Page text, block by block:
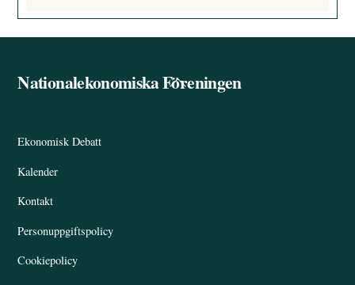
Back
Nationalekonomiska Föreningen
Ekonomisk Debatt
Kalender
Kontakt
Personuppgiftspolicy
Cookiepolicy